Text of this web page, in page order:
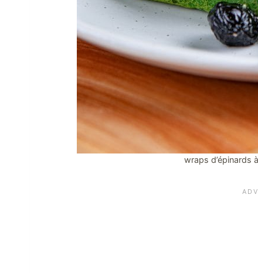
wraps d’épinards